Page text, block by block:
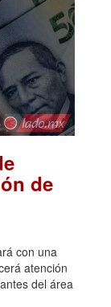
de
con una
atención
del área